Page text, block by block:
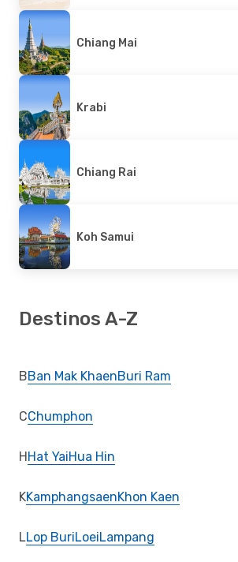
Chiang Mai
Krabi
Chiang Rai
Koh Samui
Destinos A-Z
BBan Mak KhaenBuri Ram
CChumphon
HHat YaiHua Hin
KKamphangsaenKhon Kaen
LLop BuriLoeiLampang